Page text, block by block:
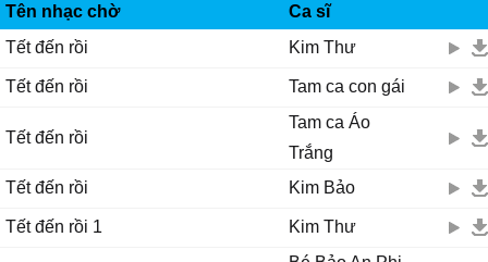
Đón xuân về có em và anh về trong nắng ấm
Vui hát ca vang chúng ta mừng xuân sang
Tết đến rồi có bao nàng xuân xanh má hồng
Cúc mai đài khắp nơi mừng xuân cùng khoe sắc thắm
Trong nắng xuân tươi hy vọng đến tràn trề
Mừng xuân mới hát lên bài ca a há
Cùng nâng cốc chúc nhau thật nhiều hạnh phúc
Tên nhạc chờ
Ca sĩ
Tết đến rồi
Kim Thư
Tết đến rồi Tam ca con gái
Tết đến rồi
Tam ca Áo
Trắng
Tết đến rồi
Kim Bảo
Tết đến rồi 1 Kim Thư